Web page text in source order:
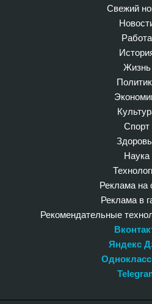
Свежий
Работа
Жизнь
Спорт
Наука
Реклама на
Реклама в
Рекомендательные
Яндекс